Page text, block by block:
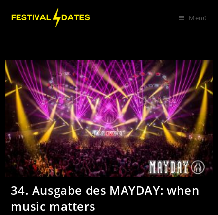
Menü
34. Ausgabe des MAYDAY: when
music matters